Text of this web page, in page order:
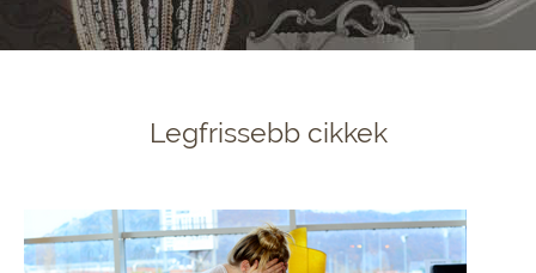
Legfrissebb cikkek